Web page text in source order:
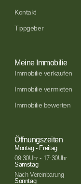
Kontakt
Tippgeber
Meine Immobilie
Immobilie verkaufen
Immobilie vermieten
Immobilie bewerten
Öffnungszeiten
Montag - Freitag
09:30Uhr - 17:30Uhr
Samstag
Nach Vereinbarung
Sonntag